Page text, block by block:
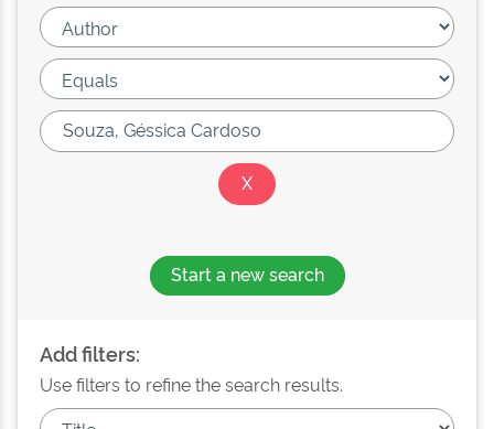
Start a new search
Add filters:
Use filters to refine the search results.